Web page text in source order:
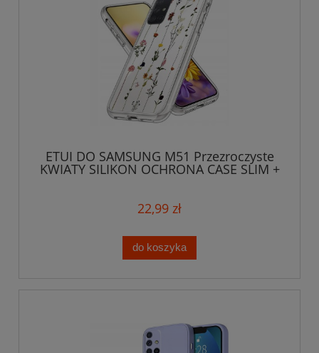
ETUI DO SAMSUNG M51 Przezroczyste
KWIATY SILIKON OCHRONA CASE SLIM +
22,99 zł
do koszyka